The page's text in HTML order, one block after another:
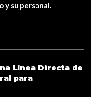
nuevo anuncio
y su personal.
Línea Directa de
para